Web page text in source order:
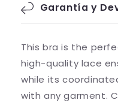
Garantía y
This bra is the
high-quality lace
while its
with any garment.